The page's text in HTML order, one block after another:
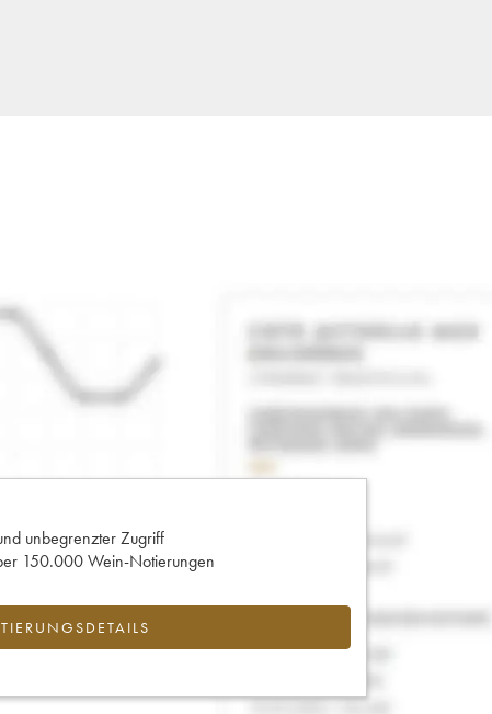
unbegrenzter Zugriff
150.000 Wein-Notierungen